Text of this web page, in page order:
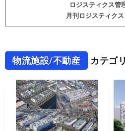
ロジスティクス管
月刊ロジスティク
物流施設/不動産 カテゴ